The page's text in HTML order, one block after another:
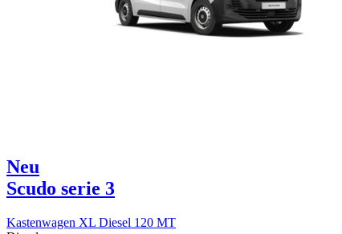
Neu
Scudo serie 3
Kastenwagen XL Diesel 120 MT